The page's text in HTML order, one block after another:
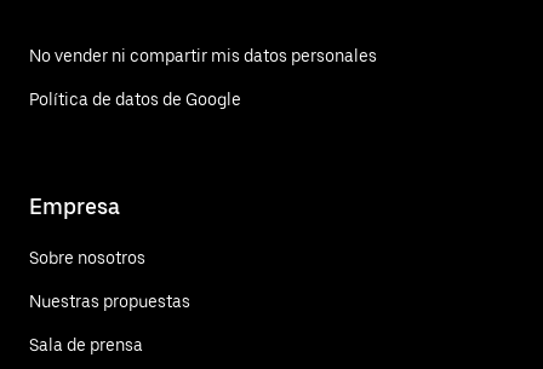
No vender ni compartir mis datos personales
Política de datos de Google
Empresa
Sobre nosotros
Nuestras propuestas
Sala de prensa